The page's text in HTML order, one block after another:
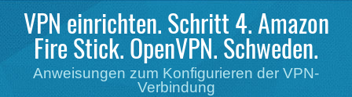
VPN einrichten. Schritt 4. Amazon
Fire Stick. OpenVPN. Schweden.
Anweisungen zum Konfigurieren der VPN-
Verbindung